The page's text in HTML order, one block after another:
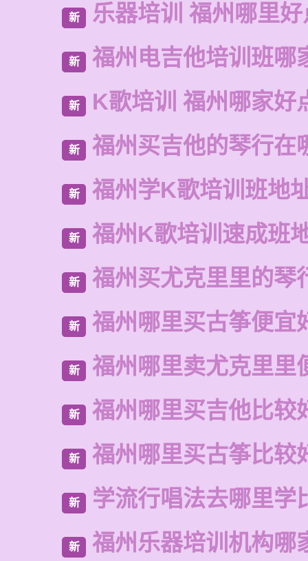
新 乐器培训 福州哪里
新 福州电吉他培训班哪
新 K歌培训 福州哪家好
新 福州买吉他的琴行在
新 福州学K歌培训班地
新 福州K歌培训速成班
新 福州买尤克里里的琴
新 福州哪里买古筝便宜
新 福州哪里卖尤克里里
新 福州哪里买吉他比较
新 福州哪里买古筝比较
新 学流行唱法去哪里学
新 福州乐器培训机构哪